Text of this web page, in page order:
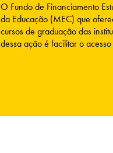
O Fundo de Financiamento
da Educação (MEC) que
cursos de graduação das
dessa ação é facilitar o